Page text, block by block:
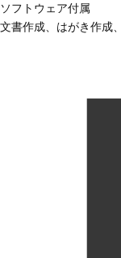
ソフトウェア付属
文書作成、はがき作成